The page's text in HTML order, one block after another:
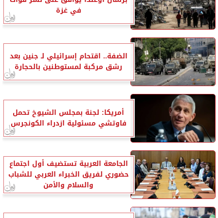
في غزة
الضفة.. اقتحام إسرائيلي لـ جنين بعد
رشق مركبة لمستوطنين بالحجارة
أمريكا: لجنة بمجلس الشيوخ تحمل
فاوتشي مسئولية ازدراء الكونجرس
الجامعة العربية تستضيف أول اجتماع
حضوري لفريق الخبراء العربي للشباب
والسلام والأمن